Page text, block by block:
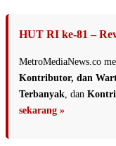
HUT RI ke-81 –
MetroMediaNews.co
Kontributor, dan
Terbanyak , dan
sekarang »